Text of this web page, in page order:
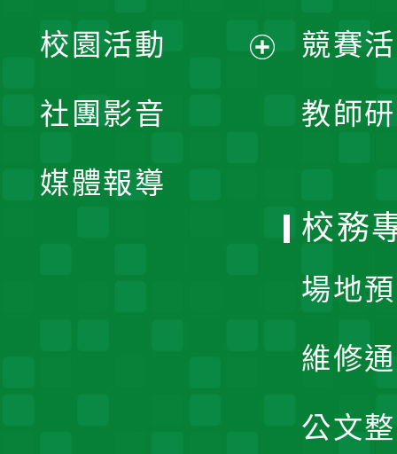
競賽
教師
開
校園活動
社團影音
媒體報導
校務
場地
維修
公文